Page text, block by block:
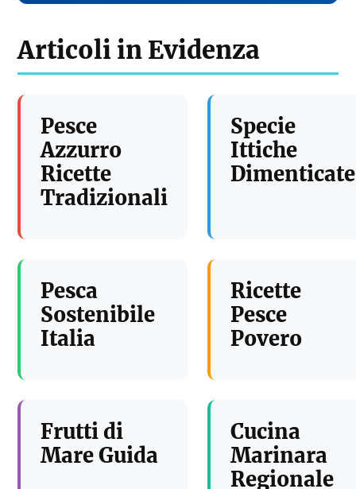
Articoli in Evidenza
Pesce
Azzurro
Ricette
Tradizionali
Specie
Ittiche
Dimenticate
Pesca
Sostenibile
Italia
Ricette
Pesce
Povero
Frutti di
Mare Guida
Cucina
Marinara
Regionale